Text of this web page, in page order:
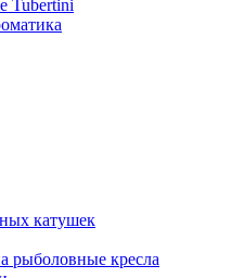
Tubertini
катушек
рыболовные кресла